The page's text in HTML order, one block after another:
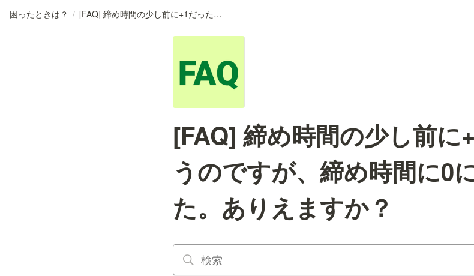
困ったときは？ / [FAQ] 締め時間の少し前に+1だったと思うのですが、締め時間に0になっていました。ありえますか？
[FAQ] 締め時間の少し前に
うのですが、締め時間に0
た。ありえますか？